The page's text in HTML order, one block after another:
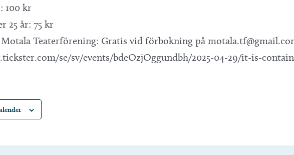
100 kr
25 år: 75 kr
Teaterförening: Gratis vid förbokning på
se/sv/events/bdeOzjOggundbh/2025-04-29/it-is-